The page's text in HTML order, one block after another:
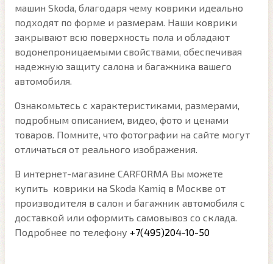
машин Skoda, благодаря чему коврики идеально
подходят по форме и размерам. Наши коврики
закрывают всю поверхность пола и обладают
водонепроницаемыми свойствами, обеспечивая
надежную защиту салона и багажника вашего
автомобиля.
Ознакомьтесь с характеристиками, размерами,
подробным описанием, видео, фото и ценами
товаров. Помните, что фотографии на сайте могут
отличаться от реального изображения.
В интернет-магазине CARFORMA Вы можете
купить коврики на Skoda Kamiq в Москве от
производителя в салон и багажник автомобиля с
доставкой или оформить самовывоз со склада.
Подробнее по телефону +7(495)204-10-50